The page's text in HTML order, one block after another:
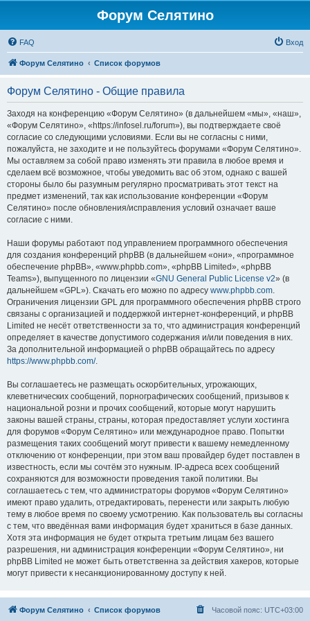
Форум Селятино
FAQ Вход
Форум Селятино Список форумов
Форум Селятино - Общие правила
Заходя на конференцию «Форум Селятино» (в дальнейшем «мы», «наш»,
«Форум Селятино», «https://infosel.ru/forum»), вы подтверждаете своё
согласие со следующими условиями. Если вы не согласны с ними,
пожалуйста, не заходите и не пользуйтесь форумами «Форум Селятино».
Мы оставляем за собой право изменять эти правила в любое время и
сделаем всё возможное, чтобы уведомить вас об этом, однако с вашей
стороны было бы разумным регулярно просматривать этот текст на
предмет изменений, так как использование конференции «Форум
Селятино» после обновления/исправления условий означает ваше
согласие с ними.
Наши форумы работают под управлением программного обеспечения
для создания конференций phpBB (в дальнейшем «они», «программное
обеспечение phpBB», «www.phpbb.com», «phpBB Limited», «phpBB
Teams»), выпущенного по лицензии «GNU General Public License v2» (в
дальнейшем «GPL»). Скачать его можно по адресу www.phpbb.com.
Ограничения лицензии GPL для программного обеспечения phpBB строго
связаны с организацией и поддержкой интернет-конференций, и phpBB
Limited не несёт ответственности за то, что администрация конференций
определяет в качестве допустимого содержания и/или поведения в них.
За дополнительной информацией о phpBB обращайтесь по адресу
https://www.phpbb.com/.
Вы соглашаетесь не размещать оскорбительных, угрожающих,
клеветнических сообщений, порнографических сообщений, призывов к
национальной розни и прочих сообщений, которые могут нарушить
законы вашей страны, страны, которая предоставляет услуги хостинга
для форумов «Форум Селятино» или международное право. Попытки
размещения таких сообщений могут привести к вашему немедленному
отключению от конференции, при этом ваш провайдер будет поставлен в
известность, если мы сочтём это нужным. IP-адреса всех сообщений
сохраняются для возможности проведения такой политики. Вы
соглашаетесь с тем, что администраторы форумов «Форум Селятино»
имеют право удалить, отредактировать, перенести или закрыть любую
тему в любое время по своему усмотрению. Как пользователь вы согласны
с тем, что введённая вами информация будет храниться в базе данных.
Хотя эта информация не будет открыта третьим лицам без вашего
разрешения, ни администрация конференции «Форум Селятино», ни
phpBB Limited не может быть ответственна за действия хакеров, которые
могут привести к несанкционированному доступу к ней.
Форум Селятино Список форумов Часовой пояс: UTC+03:00